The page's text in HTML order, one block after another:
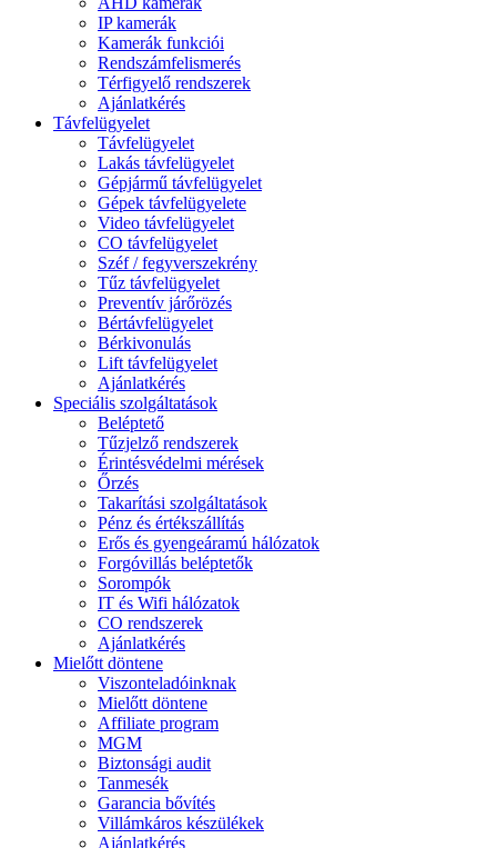
IP kamerák
Kamerák funkciói
Rendszámfelismerés
Térfigyelő rendszerek
Ajánlatkérés
Távfelügyelet
Távfelügyelet
Lakás távfelügyelet
Gépjármű távfelügyelet
Gépek távfelügyelete
Video távfelügyelet
CO távfelügyelet
Széf / fegyverszekrény
Tűz távfelügyelet
Preventív járőrözés
Bértávfelügyelet
Bérkivonulás
Lift távfelügyelet
Ajánlatkérés
Speciális szolgáltatások
Beléptető
Tűzjelző rendszerek
Érintésvédelmi mérések
Őrzés
Takarítási szolgáltatások
Pénz és értékszállítás
Erős és gyengeáramú hálózatok
Forgóvillás beléptetők
Sorompók
IT és Wifi hálózatok
CO rendszerek
Ajánlatkérés
Mielőtt döntene
Viszonteladóinknak
Mielőtt döntene
Affiliate program
MGM
Biztonsági audit
Tanmesék
Garancia bővítés
Villámkáros készülékek
Ajánlatkérés